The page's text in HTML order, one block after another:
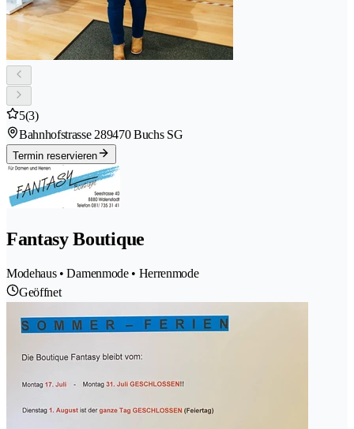
5(3)
Bahnhofstrasse 289470 Buchs SG
Termin reservieren
Fantasy Boutique
Modehaus • Damenmode • Herrenmode
Geöffnet